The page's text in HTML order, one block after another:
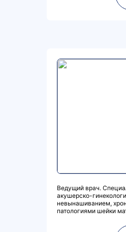
Ведущий врач.
акушерско-
невынашиванием,
патологиями шейки